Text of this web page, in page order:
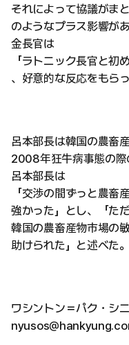
それによって協議がま
のようなプラス影響が
金長官は
「ラトニック長官と初
、好意的な反応をもら
呂本部長は韓国の農畜
2008年狂牛病事態の際
呂本部長は
「交渉の間ずっと農畜
強かった」とし、「ただ
韓国の農畜産物市場の
助けられた」と述べた。
ワシントン＝パク・シ